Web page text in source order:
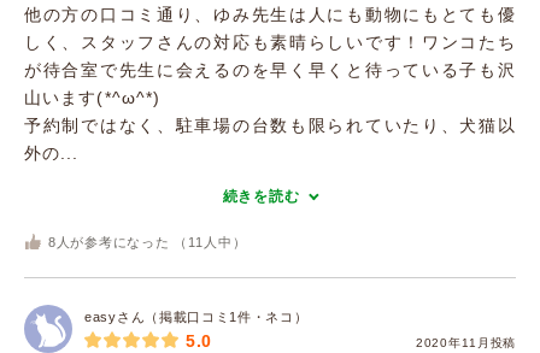
他の方の口コミ通り、ゆみ先生は人にも動物にもとても優
しく、スタッフさんの対応も素晴らしいです！ワンコたち
が待合室で先生に会えるのを早く早くと待っている子も沢
山います(*^ω^*)
予約制ではなく、駐車場の台数も限られていたり、犬猫以
外の...
続きを読む
8 人が参考になった （ 11 人中）
easyさん（掲載口コミ1件・ネコ）
2020年11月投稿
5.0